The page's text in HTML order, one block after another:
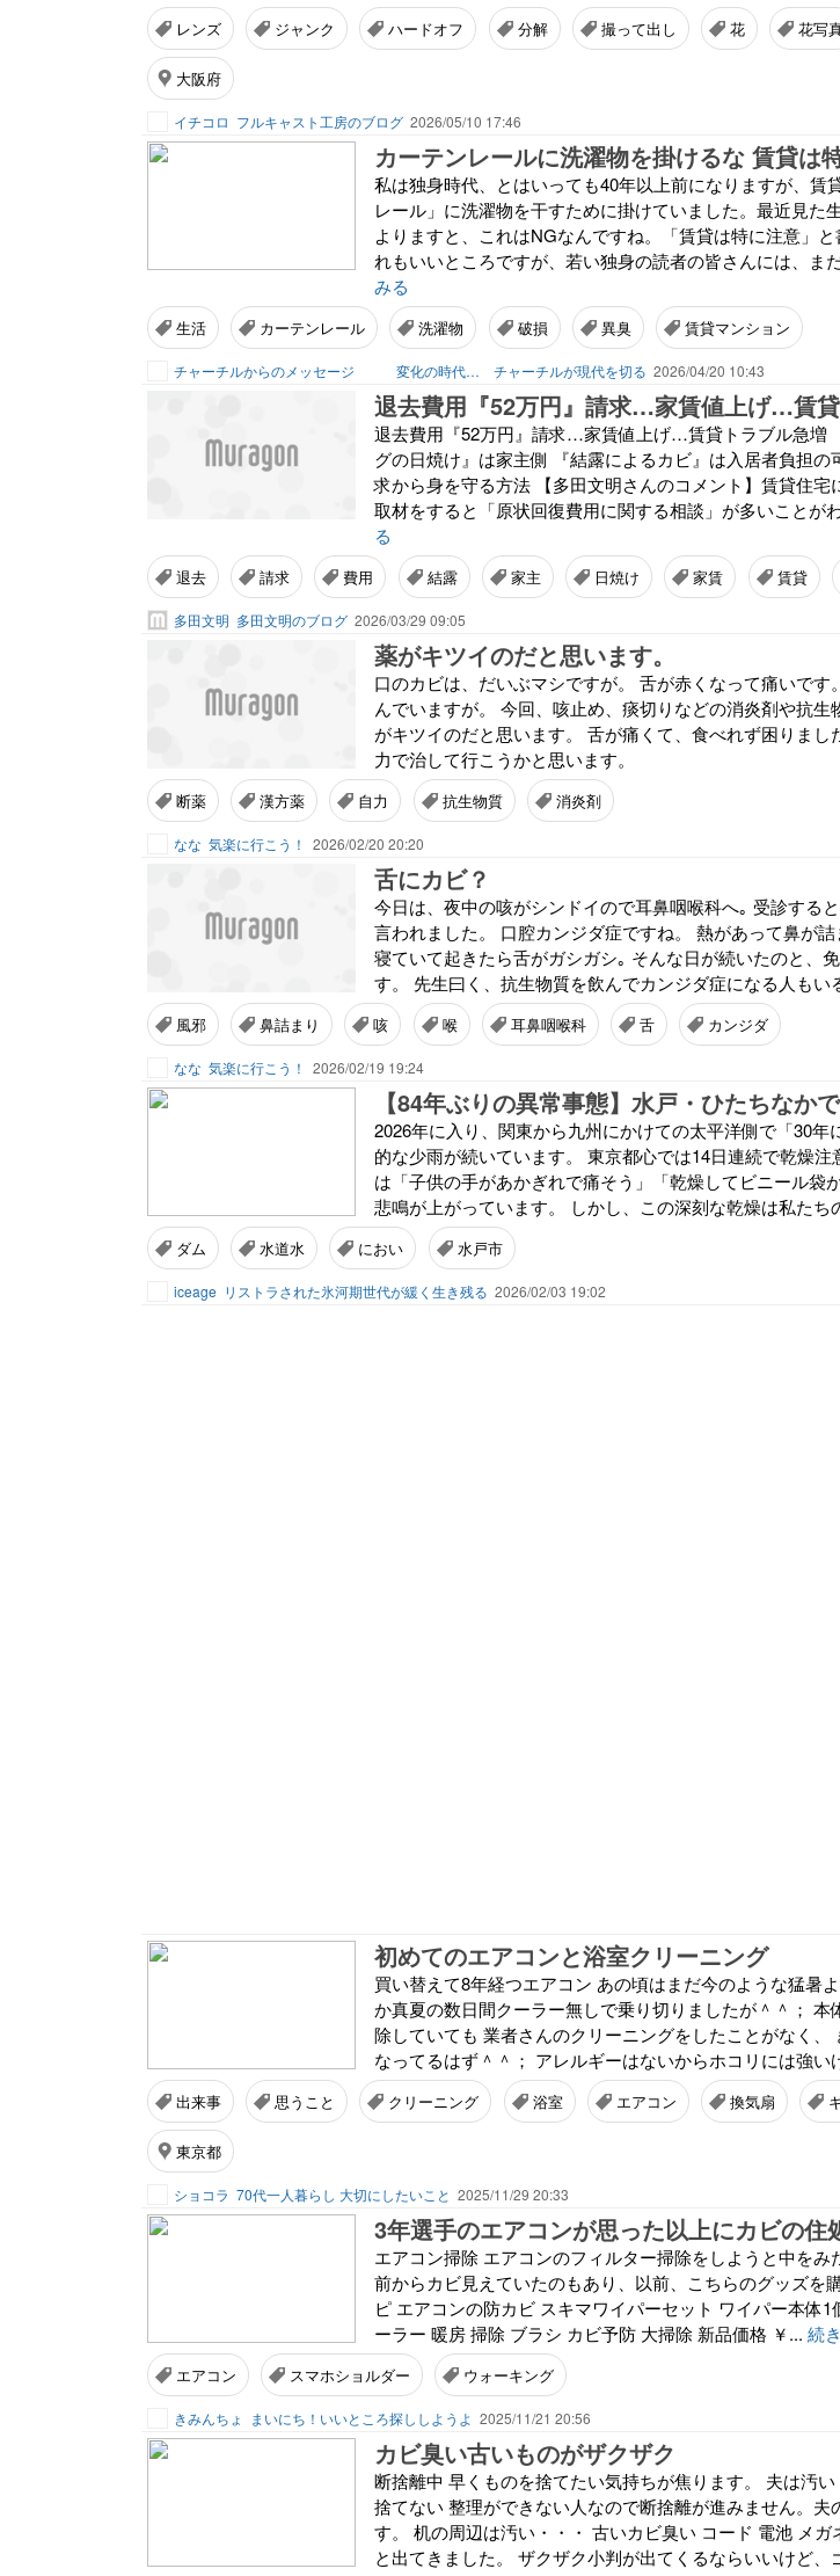
レンズ ジャンク ハードオフ 分解 撮って出し 花 花写
大阪府
イチコロ フルキャスト工房のブログ 2026/05/10 17:46
カーテンレールに洗濯物を掛けるな 賃貸は
私は独身時代、とはいっても40年以上前になりますが、賃
レール」に洗濯物を干すために掛けていました。最近見た
よりますと、これはNGなんですね。「賃貸は特に注意」
れもいいところですが、若い独身の読者の皆さんには、ま
みる
生活 カーテンレール 洗濯物 破損 異臭 賃貸マンション
チャーチルからのメッセージ 変化の時代を生きる チャーチルが現代を切る 2026/04/20 10:43
退去費用『52万円』請求…家賃値上げ…賃貸トラブル急増
グの日焼け』は家主側 『結露によるカビ』は入居者負担の
求から身を守る方法 【多田文明さんのコメント】賃貸住宅
取材をすると「原状回復費用に関する相談」が多いことが
る
退去 請求 費用 結露 家主 日焼け 家賃 賃貸
多田文明 多田文明のブログ 2026/03/29 09:05
薬がキツイのだと思います。
口のカビは、だいぶマシですが。 舌が赤くなって痛いです
んでいますが。 今回、咳止め、痰切りなどの消炎剤や抗生
がキツイのだと思います。 舌が痛くて、食べれず困りまし
力で治して行こうかと思います。
断薬 漢方薬 自力 抗生物質 消炎剤
なな 気楽に行こう！ 2026/02/20 20:20
舌にカビ？
今日は、夜中の咳がシンドイので耳鼻咽喉科へ｡ 受診する
言われました。 口腔カンジダ症ですね。 熱があって鼻が
寝ていて起きたら舌がガシガシ｡ そんな日が続いたのと、
す。 先生曰く、抗生物質を飲んでカンジダ症になる人もい
風邪 鼻詰まり 咳 喉 耳鼻咽喉科 舌 カンジダ
なな 気楽に行こう！ 2026/02/19 19:24
2026年に入り、関東から九州にかけての太平洋側で「30年
的な少雨が続いています。 東京都心では14日連続で乾燥
は「子供の手があかぎれで痛そう」「乾燥してビニール袋
悲鳴が上がっています。 しかし、この深刻な乾燥は私たち
ダム 水道水 におい 水戸市
iceage リストラされた氷河期世代が緩く生き残る 2026/02/03 19:02
初めてのエアコンと浴室クリーニング
買い替えて8年経つエアコン あの頃はまだ今のような猛暑
か真夏の数日間クーラー無しで乗り切りましたが＾＾； 本
除していても 業者さんのクリーニングをしたことがなく、
なってるはず＾＾； アレルギーはないからホコリには強い
出来事 思うこと クリーニング 浴室 エアコン 換気扇
東京都
ショコラ 70代一人暮らし 大切にしたいこと 2025/11/29 20:33
エアコン掃除 エアコンのフィルター掃除をしようと中をみ
前からカビ見えていたのもあり、以前、こちらのグッズを
ピ エアコンの防カビ スキマワイパーセット ワイパー本体1
ーラー 暖房 掃除 ブラシ カビ予防 大掃除 新品価格 ￥... 続
エアコン スマホショルダー ウォーキング
きみんちょ まいにち！いいところ探ししようよ 2025/11/21 20:56
カビ臭い古いものがザクザク
断捨離中 早くものを捨てたい気持ちが焦ります。 夫は汚
捨てない 整理ができない人なので断捨離が進みません。夫
す。 机の周辺は汚い・・・ 古いカビ臭い コード 電池 メガ
と出てきました。 ザクザク小判が出てくるならいいけど、